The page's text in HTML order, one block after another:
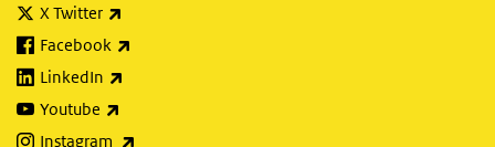
X Twitter
Facebook
LinkedIn
Youtube
Instagram